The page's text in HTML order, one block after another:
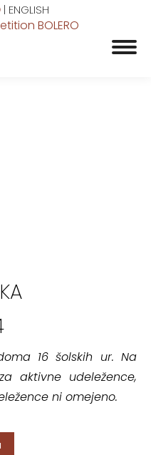
| ENGLISH
16 šolskih ur. Na
aktivne udeležence,
ni omejeno.